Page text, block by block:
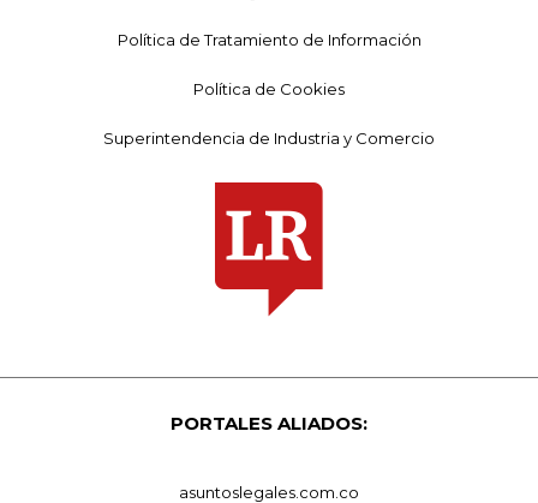
Política de Tratamiento de Información
Política de Cookies
Superintendencia de Industria y Comercio
PORTALES ALIADOS:
asuntoslegales.com.co